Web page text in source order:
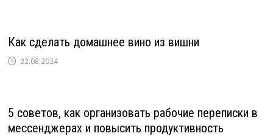
Как сделать домашнее вино из вишни
22.08.2024
5 советов, как организовать рабочие переписки в
мессенджерах и повысить продуктивность